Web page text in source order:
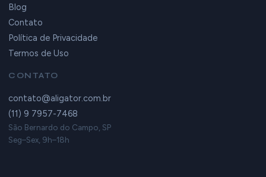
Blog
Contato
Política de Privacidade
Termos de Uso
CONTATO
contato@aligator.com.br
(11) 9 7957-7468
São Bernardo do Campo, SP
Seg–Sex, 9h–18h